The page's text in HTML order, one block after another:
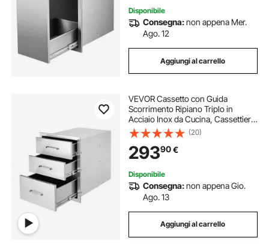
Disponibile
Consegna:non appena Mer.
Ago. 12
Aggiungi al carrello
VEVOR Cassetto con Guida
Scorrimento Ripiano Triplo in
Acciaio Inox da Cucina, Cassettiera
per Isola di Cucina BBQ Cucina
Esterna Cassetto Triplo con Guide
Scorrimento in Acciaio Inox Altezza
59cm
(20)
29390€
Disponibile
Consegna:non appena Gio.
Ago. 13
Aggiungi al carrello